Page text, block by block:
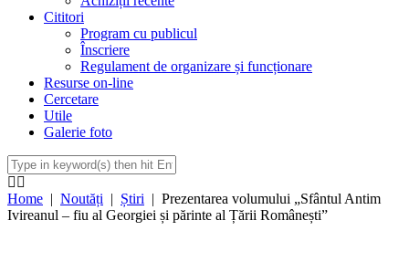
Cititori
Program cu publicul
Înscriere
Regulament de organizare și funcționare
Resurse on-line
Cercetare
Utile
Galerie foto
Home | Noutăți | Știri | Prezentarea volumului „Sfântul Antim
Ivireanul – fiu al Georgiei și părinte al Țării Românești”